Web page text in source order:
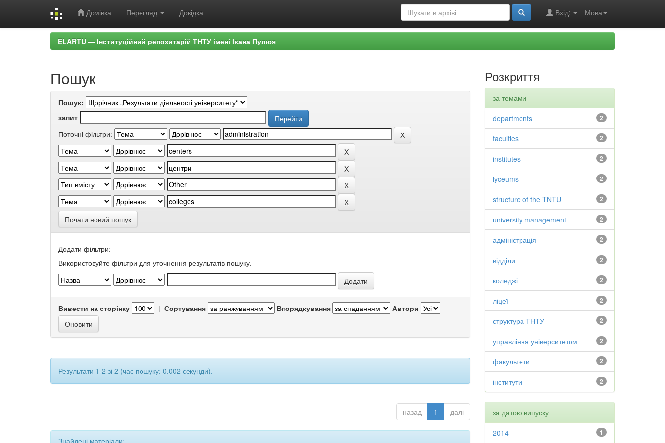
Домівка Перегляд Довідка Мова
Вхід:
ELARTU — Інституційний репозитарій ТНТУ імені Івана Пулюя
Пошук
Пошук:
запит
Поточні фільтри:
Почати новий пошук
Додати фільтри:
Використовуйте фільтри для уточнення результатів пошуку.
Вивести на сторінку | Сортування Впорядкування Автори
Результати 1-2 зі 2 (час пошуку: 0.002 секунди).
назад 1 далі
Знайдені матеріали:
Розкриття
за темами
2
departments
2
faculties
2
institutes
2
lyceums
2
structure of the TNTU
2
university management
2
адміністрація
2
відділи
2
коледжі
2
ліцеї
2
структура ТНТУ
2
управління університетом
2
факультети
2
інститути
за датою випуску
1
2014